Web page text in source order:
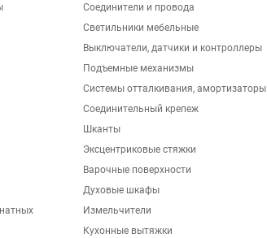
Соединители и провода
Светильники мебельные
Выключатели, датчики и контроллеры
Подъемные механизмы
Системы отталкивания, амортизаторы
Соединительный крепеж
Шканты
Эксцентриковые стяжки
Варочные поверхности
Духовые шкафы
Измельчители
Кухонные вытяжки